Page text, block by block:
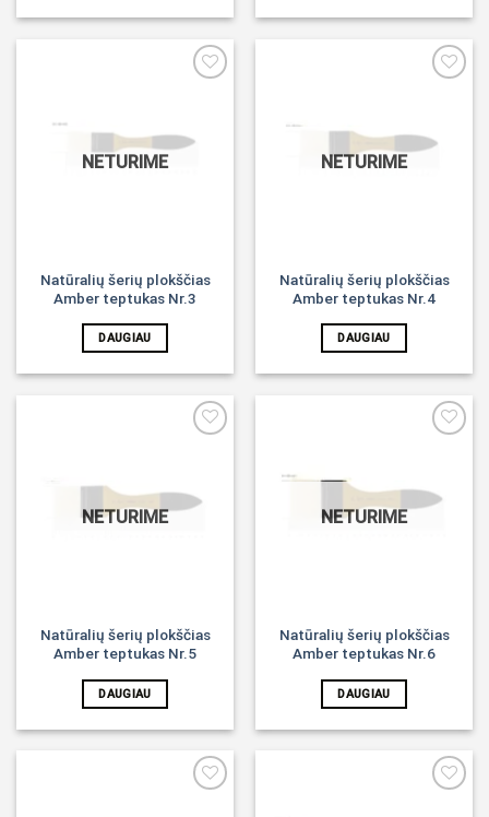
NETURIME
Natūralių šerių plokščias
Amber teptukas Nr.3
DAUGIAU
NETURIME
Natūralių šerių plokščias
Amber teptukas Nr.4
DAUGIAU
NETURIME
Natūralių šerių plokščias
Amber teptukas Nr.5
DAUGIAU
Noriu!
NETURIME
Natūralių šerių plokščias
Amber teptukas Nr.6
DAUGIAU